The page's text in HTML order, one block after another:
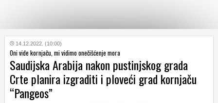
KATEGORIJE
HRVATSKI
WEB
14.12.2022. (10:00)
Oni vide kornjaču, mi vidimo onečišćenje mora
Saudijska Arabija nakon pustinjskog grada
Crte planira izgraditi i ploveći grad kornjaču
“Pangeos”